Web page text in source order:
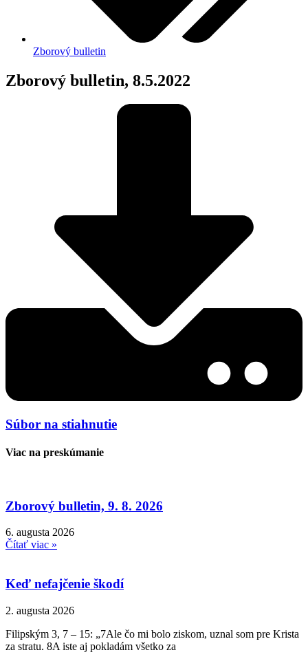
Zborový bulletin
Zborový bulletin, 8.5.2022
Súbor na stiahnutie
Viac na preskúmanie
Zborový bulletin, 9. 8. 2026
6. augusta 2026
Čítať viac »
Keď nefajčenie škodí
2. augusta 2026
Filipským 3, 7 – 15: „7Ale čo mi bolo ziskom, uznal som pre Krista
za stratu. 8A iste aj pokladám všetko za